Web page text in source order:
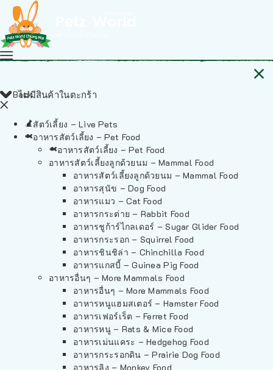
ไม่มีสินค้าในตะกร้า
Back
สัตว์เลี้ยง – Live Pets
อาหารสัตว์เลี้ยง – Pet Food
อาหารสัตว์เลี้ยง – Pet Food
อาหารสัตว์เลี้ยงลูกด้วยนม – Mammal Food
อาหารสัตว์เลี้ยงลูกด้วยนม – Mammal Food
อาหารสุนัข – Dog Food
อาหารแมว – Cat Food
อาหารกระต่าย – Rabbit Food
อาหารชูก้าร์ไกลเดอร์ – Sugar Glider Food
อาหารกระรอก – Squirrel Food
อาหารชินชิล่า – Chinchilla Food
อาหารแกสบี้ – Guinea Pig Food
อาหารอื่นๆ – More Mammals Food
อาหารอื่นๆ – More Mammals Food
อาหารหนูแฮมสเตอร์ – Hamster Food
อาหารเฟอร์เร็ต – Ferret Food
อาหารหนู – Rats & Mice Food
อาหารเม่นแคระ – Hedgehog Food
อาหารกระรอกดิน – Prairie Dog Food
อาหารลิง – Monkey Food